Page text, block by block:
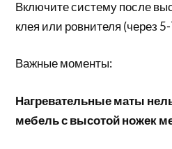
Включите систему после
клея или ровнителя (через
Важные моменты:
Нагревательные маты
мебель с высотой ножек